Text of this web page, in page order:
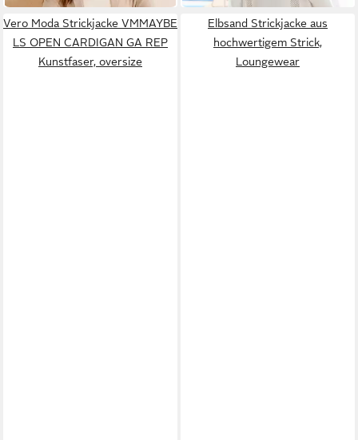
Vero Moda Strickjacke VMMAYBE
LS OPEN CARDIGAN GA REP
Kunstfaser, oversize
Elbsand Strickjacke aus
hochwertigem Strick,
Loungewear